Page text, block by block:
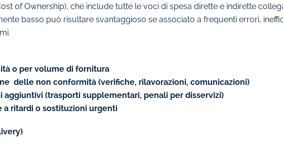
of Ownership), che include tutte le voci di spesa dirette e indirette
basso può risultare svantaggioso se associato a frequenti errori,
o per volume di fornitura
delle non conformità (verifiche, rilavorazioni, comunicazioni)
aggiuntivi (trasporti supplementari, penali per disservizi)
a ritardi o sostituzioni urgenti